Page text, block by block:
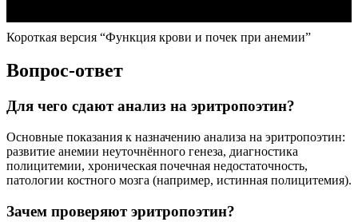
Короткая версия “Функция крови и почек при анемии”
Вопрос-ответ
Для чего сдают анализ на эритропоэтин?
Основные показания к назначению анализа на эритропоэтин:
развитие анемии неуточнённого генеза, диагностика
полицитемии, хроническая почечная недостаточность,
патологии костного мозга (например, истинная полицитемия).
Зачем проверяют эритропоэтин?